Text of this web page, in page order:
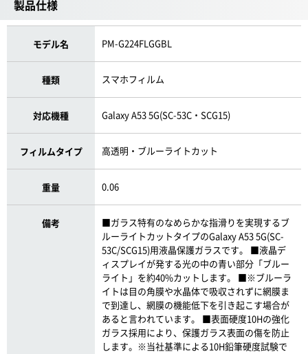
製品仕様
モデル名 PM-G224FLGGBL
種類 スマホフィルム
対応機種 Galaxy A53 5G(SC-53C・SCG15)
フィルムタイプ 高透明・ブルーライトカット
重量 0.06
備考
■ガラス特有のなめらかな指滑りを実現するブ
ルーライトカットタイプのGalaxy A53 5G(SC-
53C/SCG15)用液晶保護ガラスです。 ■液晶デ
ィスプレイが発する光の中の青い部分「ブルー
ライト」を約40%カットします。 ■※ブルーラ
イトは目の角膜や水晶体で吸収されずに網膜ま
で到達し、網膜の機能低下を引き起こす場合が
あると言われています。 ■表面硬度10Hの強化
ガラス採用により、保護ガラス表面の傷を防止
します。※当社基準による10H鉛筆硬度試験で